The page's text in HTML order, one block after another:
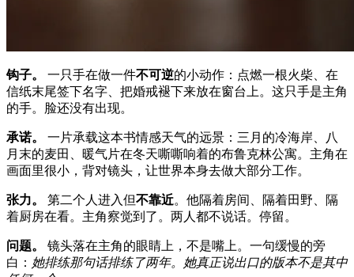
钩子。 一只手在做一件不可逆的小动作：点燃一根火柴、在
信纸末尾签下名字、把婚戒褪下来放在窗台上。这只手是主角
的手。脸还没有出现。
承诺。
一片承载这本书情感天气的远景：三月的冷海岸、八
月末的麦田、暖气片在冬天嘶嘶响着的布鲁克林公寓。主角在
画面里很小，背对镜头，让世界本身去做大部分工作。
张力。 第二个人进入但不靠近。他隔着房间、隔着田野、隔
着厨房在看。主角察觉到了。两人都不说话。停留。
问题。
镜头落在主角的眼睛上，不是嘴上。一句缓慢的旁
白： 她排练那句话排练了两年。她真正说出口的版本不是其中